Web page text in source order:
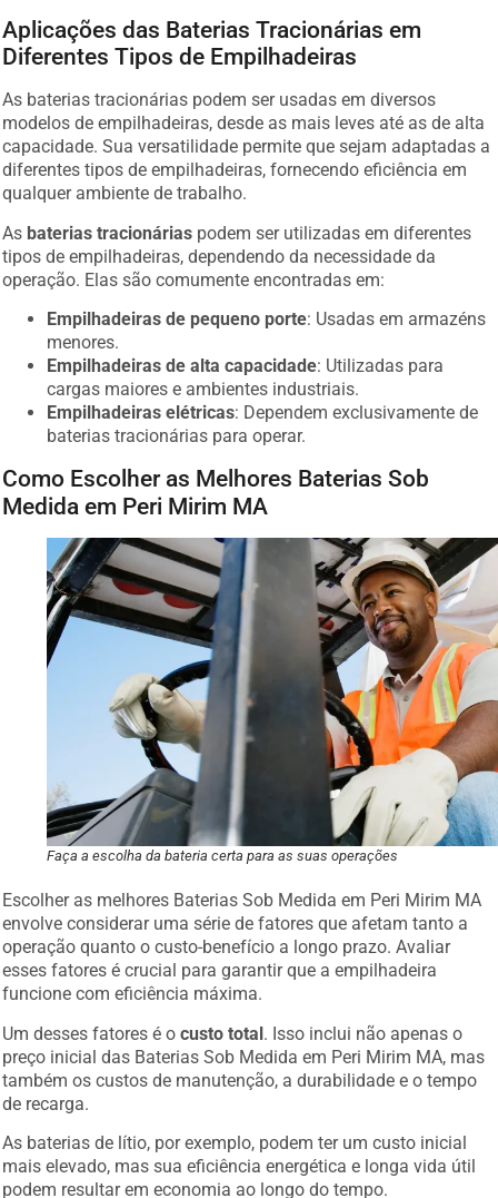
Aplicações das Baterias Tracionárias em
Diferentes Tipos de Empilhadeiras
As baterias tracionárias podem ser usadas em diversos
modelos de empilhadeiras, desde as mais leves até as de alta
capacidade. Sua versatilidade permite que sejam adaptadas a
diferentes tipos de empilhadeiras, fornecendo eficiência em
qualquer ambiente de trabalho.
As baterias tracionárias podem ser utilizadas em diferentes
tipos de empilhadeiras, dependendo da necessidade da
operação. Elas são comumente encontradas em:
Empilhadeiras de pequeno porte: Usadas em armazéns
menores.
Empilhadeiras de alta capacidade: Utilizadas para
cargas maiores e ambientes industriais.
Empilhadeiras elétricas: Dependem exclusivamente de
baterias tracionárias para operar.
Como Escolher as Melhores Baterias Sob
Medida em Peri Mirim MA
Faça a escolha da bateria certa para as suas operações
Escolher as melhores Baterias Sob Medida em Peri Mirim MA
envolve considerar uma série de fatores que afetam tanto a
operação quanto o custo-benefício a longo prazo. Avaliar
esses fatores é crucial para garantir que a empilhadeira
funcione com eficiência máxima.
Um desses fatores é ocusto total. Isso inclui não apenas o
preço inicial das Baterias Sob Medida em Peri Mirim MA, mas
também os custos de manutenção, a durabilidade e o tempo
de recarga.
As baterias de lítio, por exemplo, podem ter um custo inicial
mais elevado, mas sua eficiência energética e longa vida útil
podem resultar em economia ao longo do tempo.